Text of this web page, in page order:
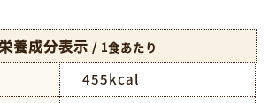
養成分表示 / 1食あたり
455kcal